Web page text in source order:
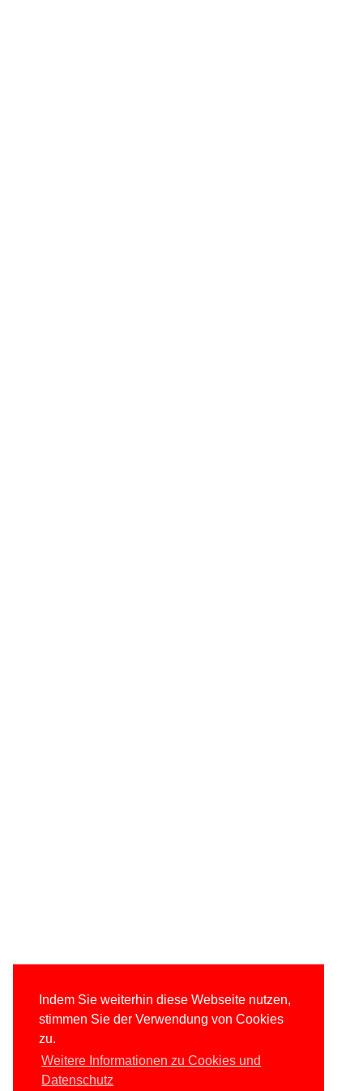
Indem Sie weiterhin diese Webseite nutzen,
stimmen Sie der Verwendung von Cookies
zu.
Weitere Informationen zu Cookies und
Datenschutz